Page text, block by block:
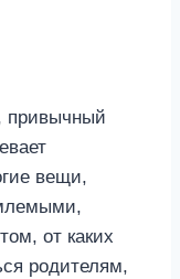
привычный
вещи,
от каких
родителям,